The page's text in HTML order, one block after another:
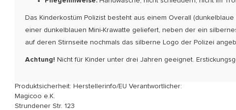
Das Kinderkostüm Polizist besteht aus einem Overall
einer dunkelblauen Mini-Krawatte geliefert, neben der ein
auf deren Stirnseite nochmals das silberne Logo der Polizei
Achtung! Nicht für Kinder unter drei Jahren geeignet.
Produktsicherheit: Herstellerinfo/EU Verantwortlicher:
Magicoo e.K.
Strundener Str. 123